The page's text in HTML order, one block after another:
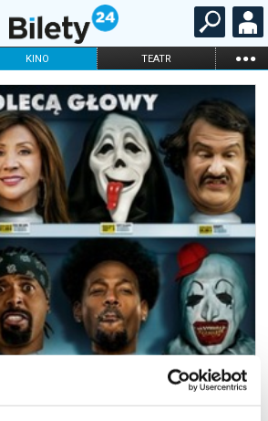
KINO TEATR ...
OPERA I BALET
STAND-UP
ONLINE KARNETY